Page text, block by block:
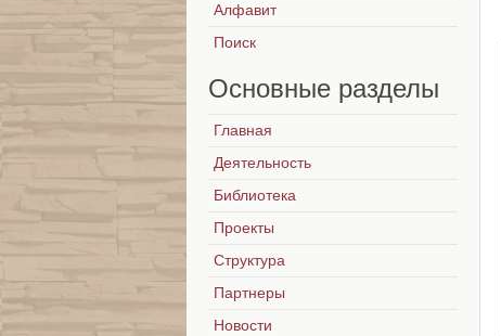
Алфавит
Поиск
Основные разделы
Главная
Деятельность
Библиотека
Проекты
Структура
Партнеры
Новости